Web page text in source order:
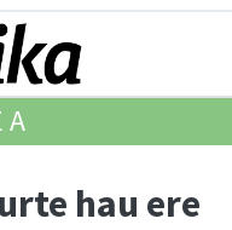
hau ere